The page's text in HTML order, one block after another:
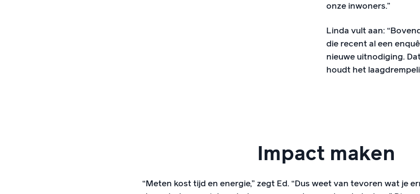
onze inwoners.”
Linda vult aan:
die recent al een
nieuwe uitnodiging.
houdt het
Impact maken
“Meten kost tijd en energie,” zegt Ed. “Dus weet van tevoren wat je